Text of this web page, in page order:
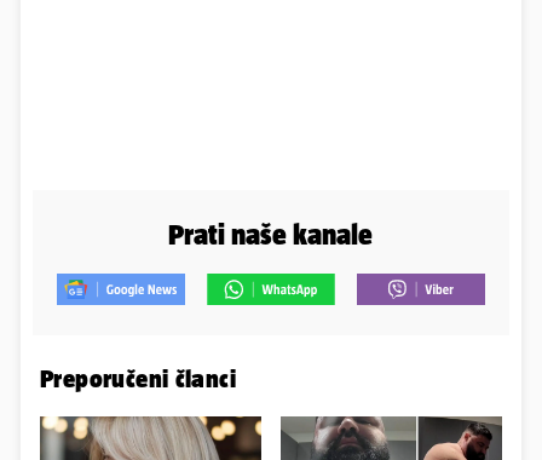
Prati naše kanale
Preporučeni članci